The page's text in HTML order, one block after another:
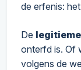
de erfenis:
De
onterfd is. Of
volgens de